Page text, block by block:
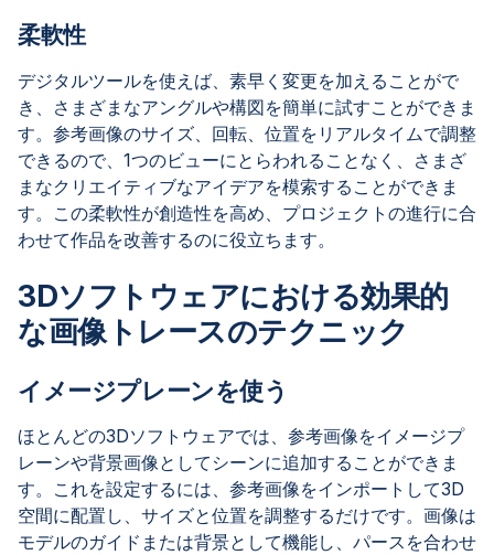
柔軟性
デジタルツールを使えば、素早く変更を加えることがで
き、さまざまなアングルや構図を簡単に試すことができま
す。参考画像のサイズ、回転、位置をリアルタイムで調整
できるので、1つのビューにとらわれることなく、さまざ
まなクリエイティブなアイデアを模索することができま
す。この柔軟性が創造性を高め、プロジェクトの進行に合
わせて作品を改善するのに役立ちます。
3Dソフトウェアにおける効果的
な画像トレースのテクニック
イメージプレーンを使う
ほとんどの3Dソフトウェアでは、参考画像をイメージプ
レーンや背景画像としてシーンに追加することができま
す。これを設定するには、参考画像をインポートして3D
空間に配置し、サイズと位置を調整するだけです。画像は
モデルのガイドまたは背景として機能し、パースを合わせ